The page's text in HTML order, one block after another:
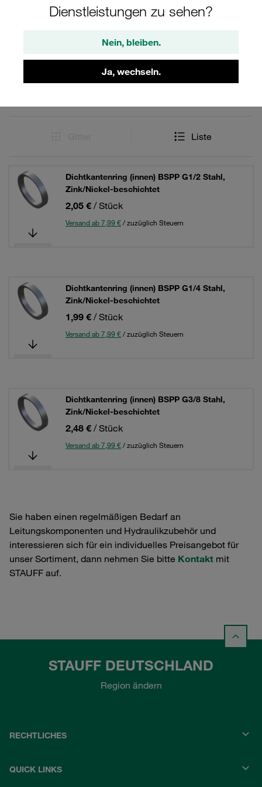
Dienstleistungen zu sehen?
Nein, bleiben.
Ja, wechseln.
Anschlussteile, Zubehör und Ersatzteile
Liste
Dichtkantenring (innen) BSPP G1/2 Stahl,
Zink/Nickel-beschichtet
2,05 € / Stück
Versand ab 7,99 €/ zuzüglich Steuern
Dichtkantenring (innen) BSPP G1/4 Stahl,
Zink/Nickel-beschichtet
1,99 € / Stück
Versand ab 7,99 €/ zuzüglich Steuern
Dichtkantenring (innen) BSPP G3/8 Stahl,
Zink/Nickel-beschichtet
2,48 € / Stück
Versand ab 7,99 €/ zuzüglich Steuern
Sie haben einen regelmäßigen Bedarf an
Leitungskomponenten und Hydraulikzubehör und
interessieren sich für ein individuelles Preisangebot für
unser Sortiment, dann nehmen Sie bitte Kontakt mit
STAUFF auf.
STAUFF DEUTSCHLAND
Region ändern
RECHTLICHES
QUICK LINKS